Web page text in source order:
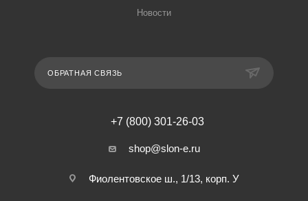
Новости
ОБРАТНАЯ СВЯЗЬ
+7 (800) 301-26-03
shop@slon-e.ru
Фиолентовское ш., 1/13, корп. У